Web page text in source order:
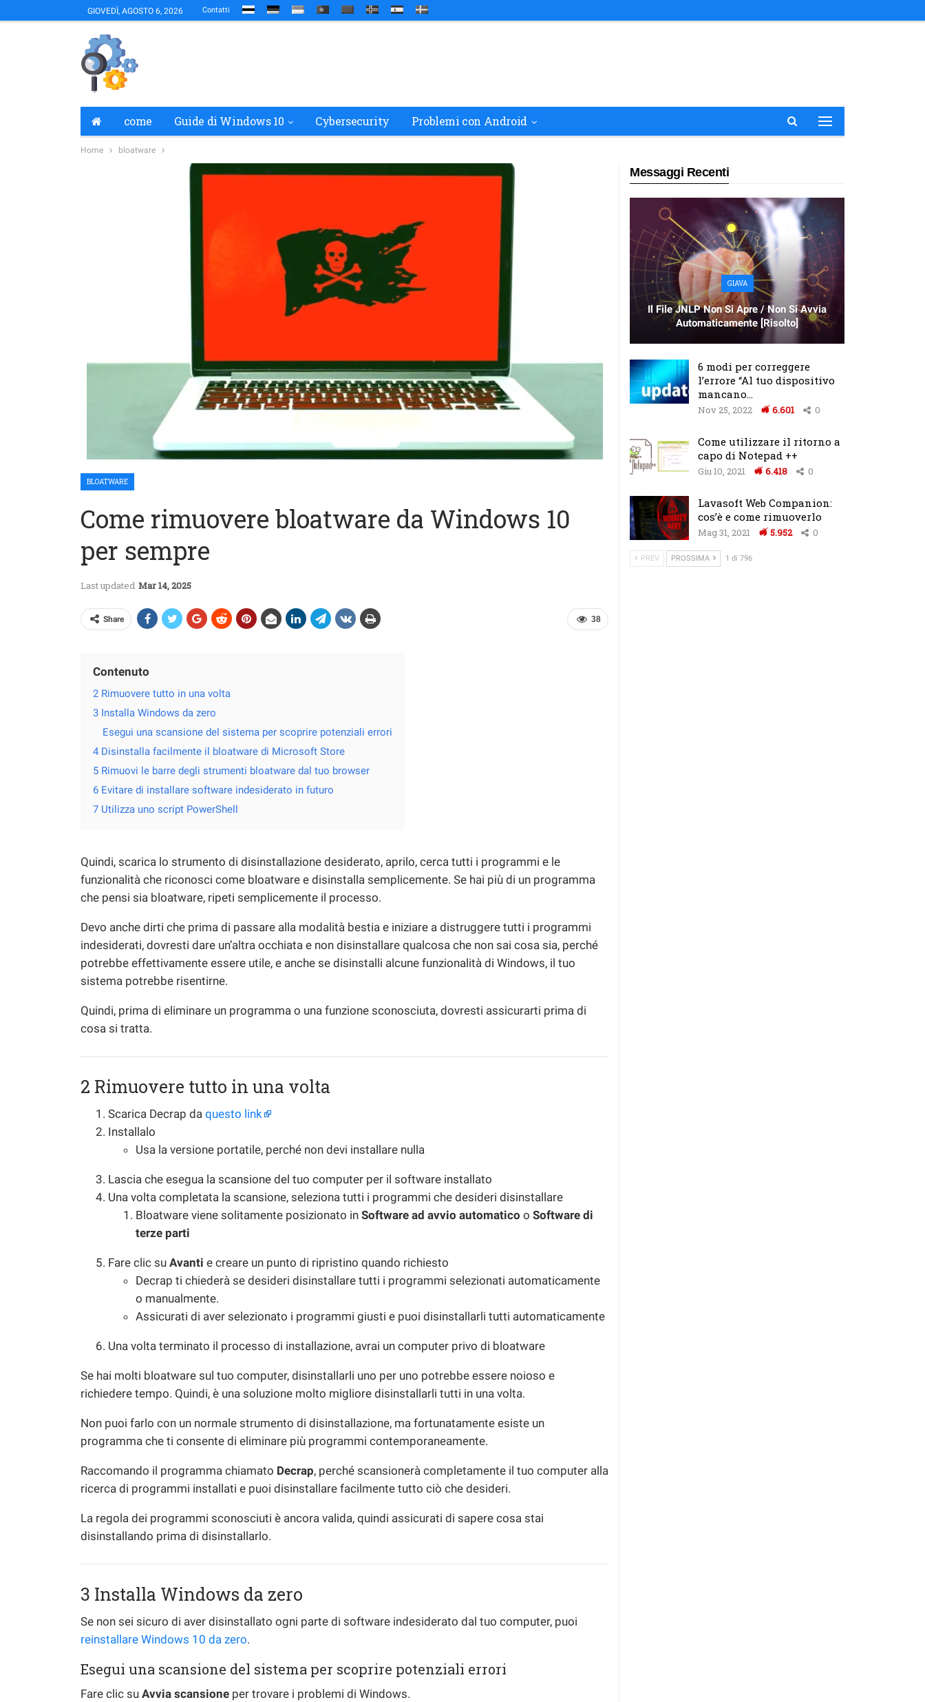
GIOVEDÌ, AGOSTO 6, 2026 Contatti
come Guide di Windows 10 Cybersecurity Problemi con Android
Home bloatware
BLOATWARE
Come rimuovere bloatware da Windows 10
per sempre
Last updated Mar 14, 2025
38
Share
Contenuto
2 Rimuovere tutto in una volta
3 Installa Windows da zero
Esegui una scansione del sistema per scoprire potenziali errori
4 Disinstalla facilmente il bloatware di Microsoft Store
5 Rimuovi le barre degli strumenti bloatware dal tuo browser
6 Evitare di installare software indesiderato in futuro
7 Utilizza uno script PowerShell
Quindi, scarica lo strumento di disinstallazione desiderato, aprilo, cerca tutti i programmi e le
funzionalità che riconosci come bloatware e disinstalla semplicemente. Se hai più di un programma
che pensi sia bloatware, ripeti semplicemente il processo.
Devo anche dirti che prima di passare alla modalità bestia e iniziare a distruggere tutti i programmi
indesiderati, dovresti dare un’altra occhiata e non disinstallare qualcosa che non sai cosa sia, perché
potrebbe effettivamente essere utile, e anche se disinstalli alcune funzionalità di Windows, il tuo
sistema potrebbe risentirne.
Quindi, prima di eliminare un programma o una funzione sconosciuta, dovresti assicurarti prima di
cosa si tratta.
2 Rimuovere tutto in una volta
Scarica Decrap da questo link
Installalo
Usa la versione portatile, perché non devi installare nulla
Lascia che esegua la scansione del tuo computer per il software installato
Una volta completata la scansione, seleziona tutti i programmi che desideri disinstallare
Bloatware viene solitamente posizionato in Software ad avvio automatico o Software di
terze parti
Fare clic su Avanti e creare un punto di ripristino quando richiesto
Decrap ti chiederà se desideri disinstallare tutti i programmi selezionati automaticamente
o manualmente.
Assicurati di aver selezionato i programmi giusti e puoi disinstallarli tutti automaticamente
Una volta terminato il processo di installazione, avrai un computer privo di bloatware
Se hai molti bloatware sul tuo computer, disinstallarli uno per uno potrebbe essere noioso e
richiedere tempo. Quindi, è una soluzione molto migliore disinstallarli tutti in una volta.
Non puoi farlo con un normale strumento di disinstallazione, ma fortunatamente esiste un
programma che ti consente di eliminare più programmi contemporaneamente.
Raccomando il programma chiamato Decrap, perché scansionerà completamente il tuo computer alla
ricerca di programmi installati e puoi disinstallare facilmente tutto ciò che desideri.
La regola dei programmi sconosciuti è ancora valida, quindi assicurati di sapere cosa stai
disinstallando prima di disinstallarlo.
3 Installa Windows da zero
Se non sei sicuro di aver disinstallato ogni parte di software indesiderato dal tuo computer, puoi
reinstallare Windows 10 da zero.
Esegui una scansione del sistema per scoprire potenziali errori
Fare clic su Avvia scansione per trovare i problemi di Windows.
Messaggi Recenti
GIAVA
Il File JNLP Non Si Apre / Non Si Avvia
Automaticamente [Risolto]
6 modi per correggere
l’errore “Al tuo dispositivo
mancano…
Nov 25, 2022 6.601 0
Come utilizzare il ritorno a
capo di Notepad ++
Giu 10, 2021 6.418 0
Lavasoft Web Companion:
cos’è e come rimuoverlo
Mag 31, 2021 5.952 0
PREV PROSSIMA 1 di 796